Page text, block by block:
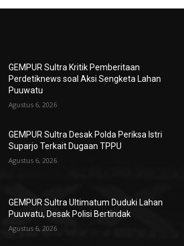
GEMPUR Sultra Kritik Pemberitaan
Perdetiknews soal Aksi Sengketa Lahan
Puuwatu
Agustus 6, 2026
GEMPUR Sultra Desak Polda Periksa Istri
Suparjo Terkait Dugaan TPPU
Agustus 6, 2026
GEMPUR Sultra Ultimatum Duduki Lahan
Puuwatu, Desak Polisi Bertindak
Agustus 6, 2026